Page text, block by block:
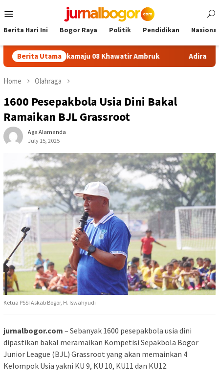
to
Menu
Berita Hari Ini Bogor Raya Politik Pendidikan Nasional
Berita Utama
Sukamaju 08 Khawatir Ambruk Adira Expo
Home Olahraga
1600 Pesepakbola Usia Dini Bakal
Ramaikan BJL Grassroot
Aga Alamanda
July 15, 2025
Ketua PSSI Askab Bogor, H. Iswahyudi
jurnalbogor.com – Sebanyak 1600 pesepakbola usia dini
dipastikan bakal meramaikan Kompetisi Sepakbola Bogor
Junior League (BJL) Grassroot yang akan memainkan 4
Kelompok Usia yakni KU 9, KU 10, KU11 dan KU12.